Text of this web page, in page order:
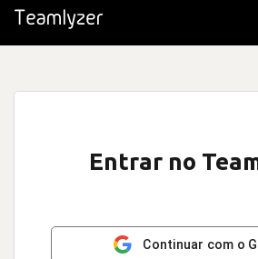
Entrar no
Continuar com o